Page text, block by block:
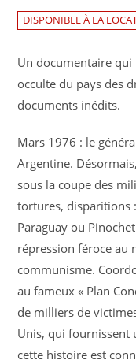
DISPONIBLE À LA
Un documentaire
occulte du pays des
documents inédits.
Mars 1976 : le
Argentine.
sous la coupe des
tortures, disparitions
Paraguay ou
répression féroce au
communisme.
au fameux « Plan
de milliers de
Unis, qui fournissent
cette histoire est